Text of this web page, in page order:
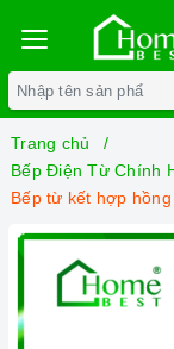
Trang chủ
Bếp Điện Từ Chính
Bếp từ kết hợp